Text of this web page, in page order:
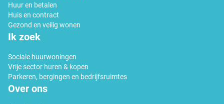
Huur en betalen
Huis en contract
Gezond en veilig wonen
Ik zoek
Sociale huurwoningen
Vrije sector huren & kopen
Parkeren, bergingen en bedrijfsruimtes
Over ons